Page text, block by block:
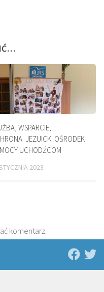
WSPARCIE,
JEZUICKI OŚRODEK
UCHODŹCOM
2023
komentarz.